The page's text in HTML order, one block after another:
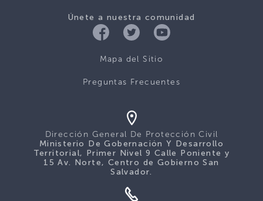
Únete a nuestra comunidad
Mapa del Sitio
Preguntas Frecuentes
Dirección General De Protección Civil
Ministerio De Gobernación Y Desarrollo
Territorial, Primer Nivel 9 Calle Poniente y
15 Av. Norte, Centro de Gobierno San
Salvador.